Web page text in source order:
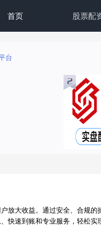
首页 股票配
台
放大收益。通过安全、合规
快速到账和专业服务，轻松实